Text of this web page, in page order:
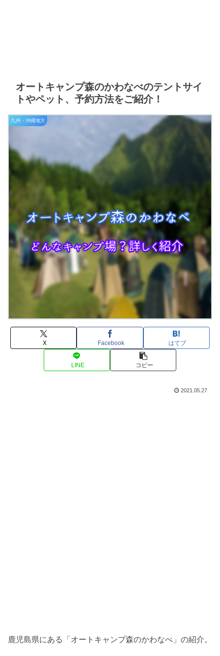
オートキャンプ森のかわなべのテントサイ
トやペット、予約方法をご紹介！
九州・沖縄地方
X Facebook はてブ
LINE コピー
2021.05.27
鹿児島県にある「オートキャンプ森のかわなべ」の紹介。